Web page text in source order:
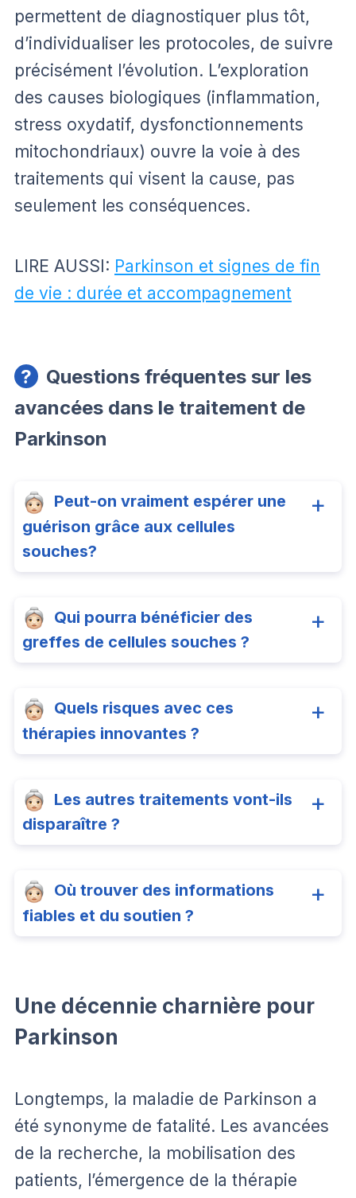
permettent de diagnostiquer plus tôt,
d’individualiser les protocoles, de suivre
précisément l’évolution. L’exploration
des causes biologiques (inflammation,
stress oxydatif, dysfonctionnements
mitochondriaux) ouvre la voie à des
traitements qui visent la cause, pas
seulement les conséquences.
LIRE AUSSI: Parkinson et signes de fin
de vie : durée et accompagnement
Questions fréquentes sur les
avancées dans le traitement de
Parkinson
Peut-on vraiment espérer une
guérison grâce aux cellules
souches?
Qui pourra bénéficier des
greffes de cellules souches ?
Quels risques avec ces
thérapies innovantes ?
Les autres traitements vont-ils
disparaître ?
Où trouver des informations
fiables et du soutien ?
Une décennie charnière pour
Parkinson
Longtemps, la maladie de Parkinson a
été synonyme de fatalité. Les avancées
de la recherche, la mobilisation des
patients, l’émergence de la thérapie